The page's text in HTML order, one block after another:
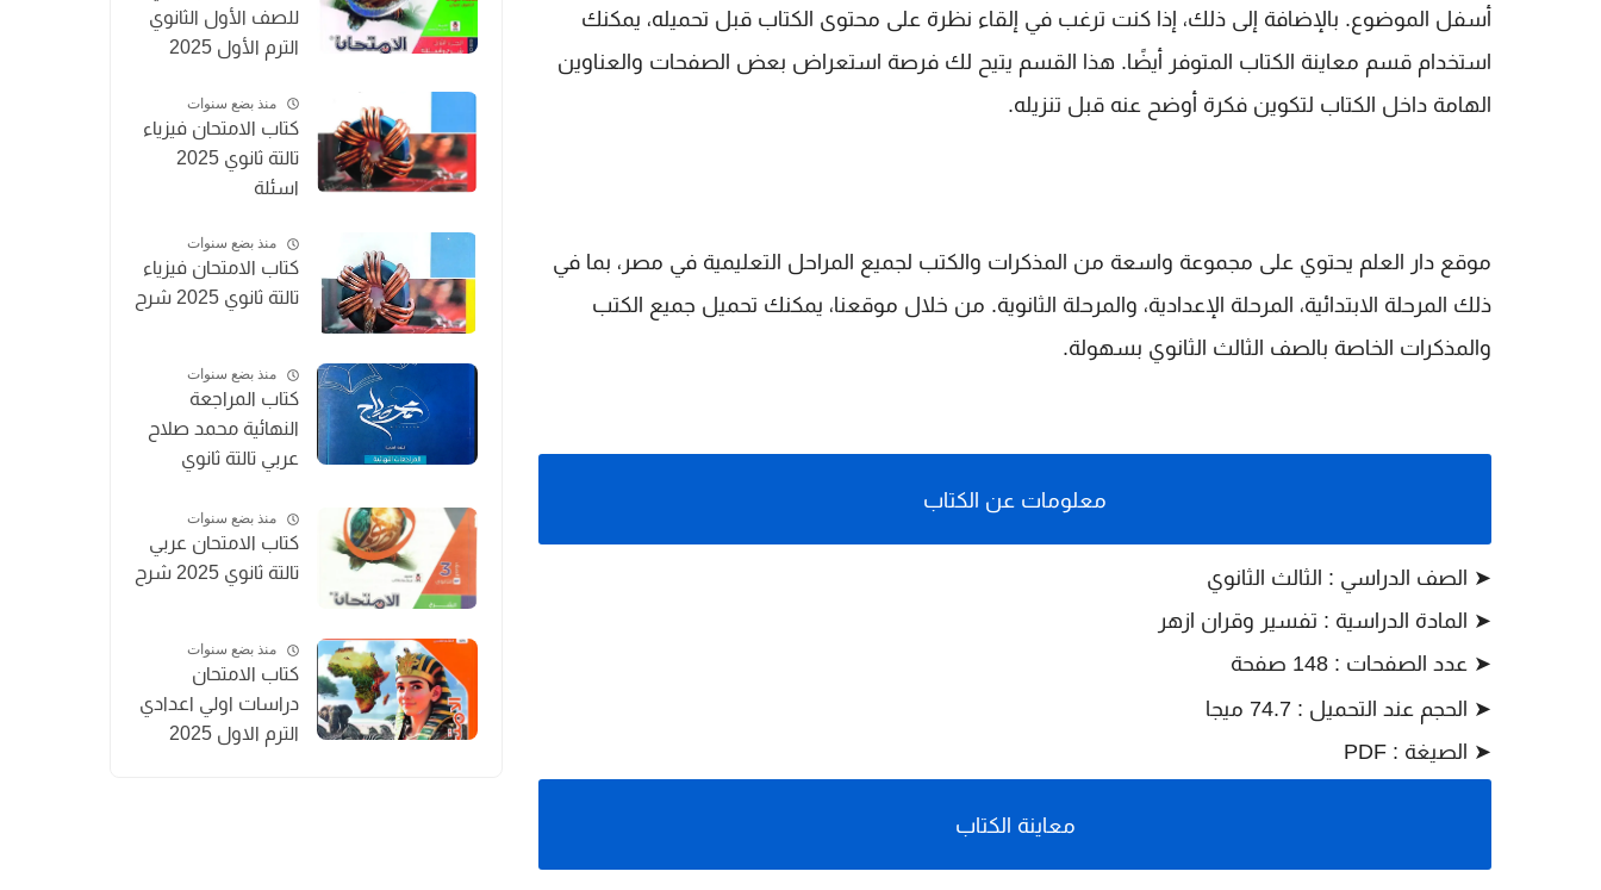
أسفل الموضوع. بالإضافة إلى ذلك، إذا كنت ترغب في إلقاء نظرة على محتوى الكتاب قبل تحميله، يمكنك
استخدام قسم معاينة الكتاب المتوفر أيضًا. هذا القسم يتيح لك فرصة استعراض بعض الصفحات والعناوين
الهامة داخل الكتاب لتكوين فكرة أوضح عنه قبل تنزيله.
موقع دار العلم يحتوي على مجموعة واسعة من المذكرات والكتب لجميع المراحل التعليمية في مصر، بما في
ذلك المرحلة الابتدائية، المرحلة الإعدادية، والمرحلة الثانوية. من خلال موقعنا، يمكنك تحميل جميع الكتب
والمذكرات الخاصة بالصف الثالث الثانوي بسهولة.
معلومات عن الكتاب
➤ الصف الدراسي : الثالث الثانوي
➤ المادة الدراسية : تفسير وقران ازهر
➤ عدد الصفحات : 148 صفحة
➤ الحجم عند التحميل : 74.7 ميجا
➤ الصيغة : PDF
معاينة الكتاب
للصف الأول الثانوي
الترم الأول 2025
منذ بضع سنوات
كتاب الامتحان فيزياء
تالتة ثانوي 2025
اسئلة
منذ بضع سنوات
كتاب الامتحان فيزياء
تالتة ثانوي 2025 شرح
منذ بضع سنوات
كتاب المراجعة
النهائية محمد صلاح
عربي تالتة ثانوي
منذ بضع سنوات
كتاب الامتحان عربي
تالتة ثانوي 2025 شرح
منذ بضع سنوات
كتاب الامتحان
دراسات اولي اعدادي
الترم الاول 2025